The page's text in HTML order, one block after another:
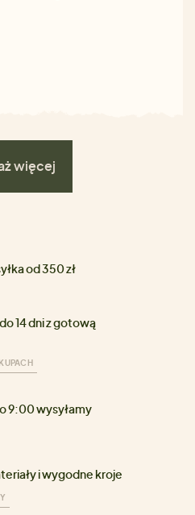
więcej
od 350 zł
14 dni z gotową
9:00 wysyłamy
i wygodne kroje